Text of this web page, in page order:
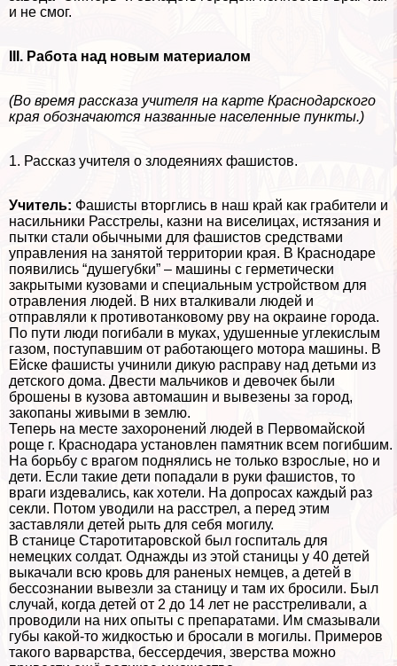
и не смог.
III. Работа над новым материалом
(Во время рассказа учителя на карте Краснодарского
края обозначаются названные населенные пункты.)
1. Рассказ учителя о злодеяниях фашистов.
Учитель: Фашисты вторглись в наш край как грабители и
насильники Расстрелы, казни на виселицах, истязания и
пытки стали обычными для фашистов средствами
управления на занятой территории края. В Краснодаре
появились “душегубки” – машины с герметически
закрытыми кузовами и специальным устройством для
отравления людей. В них вталкивали людей и
отправляли к противотанковому рву на окраине города.
По пути люди погибали в муках, удушенные углекислым
газом, поступавшим от работающего мотора машины. В
Ейске фашисты учинили дикую расправу над детьми из
детского дома. Двести мальчиков и девочек были
брошены в кузова автомашин и вывезены за город,
закопаны живыми в землю.
Теперь на месте захоронений людей в Первомайской
роще г. Краснодара установлен памятник всем погибшим.
На борьбу с врагом поднялись не только взрослые, но и
дети. Если такие дети попадали в руки фашистов, то
враги издевались, как хотели. На допросах каждый раз
секли. Потом уводили на расстрел, а перед этим
заставляли детей рыть для себя могилу.
В станице Старотитаровской был госпиталь для
немецких солдат. Однажды из этой станицы у 40 детей
выкачали всю кровь для раненых немцев, а детей в
бессознании вывезли за станицу и там их бросили. Был
случай, когда детей от 2 до 14 лет не расстреливали, а
проводили на них опыты с препаратами. Им смазывали
губы какой-то жидкостью и бросали в могилы. Примеров
такого варварства, бессердечия, зверства можно